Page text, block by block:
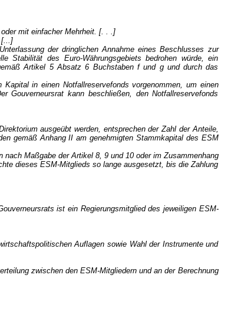
mit einfacher Mehrheit. [. . .]
[...]
der dringlichen Annahme eines Beschlusses zur
des Euro-Währungsgebiets bedrohen würde, ein
Artikel 5 Absatz 6 Buchstaben f und g und durch das
Kapital in einen Notfallreservefonds vorgenommen, um einen
kann beschließen, den Notfallreservefonds
ausgeübt werden, entsprechen der Zahl der Anteile,
gemäß Anhang II am genehmigten Stammkapital des ESM
Maßgabe der Artikel 8, 9 und 10 oder im Zusammenhang
dieses ESM-Mitglieds so lange ausgesetzt, bis die Zahlung
ist ein Regierungsmitglied des jeweiligen ESM-
Auflagen sowie Wahl der Instrumente und
zwischen den ESM-Mitgliedern und an der Berechnung